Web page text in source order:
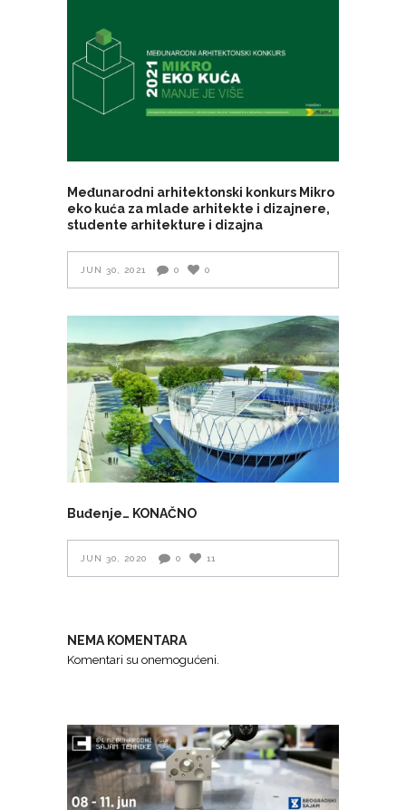
Međunarodni arhitektonski konkurs Mikro
eko kuća za mlade arhitekte i dizajnere,
studente arhitekture i dizajna
JUN 30, 2021 0 0
Buđenje… KONAČNO
JUN 30, 2020 0 11
NEMA KOMENTARA
Komentari su onemogućeni.